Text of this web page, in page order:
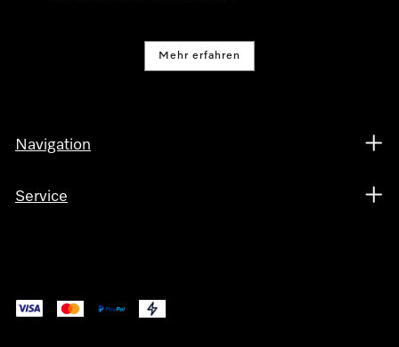
Mehr erfahren
Navigation
Service